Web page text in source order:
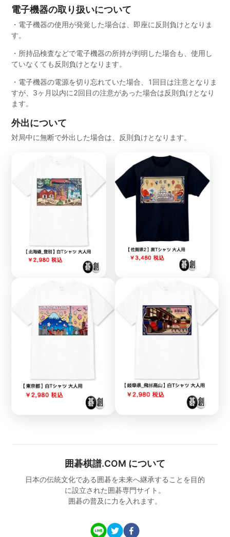
電子機器の取り扱いについて
・電子機器の使用が発覚した場合は、即座に反則負けとなりま
す。
・所持品検査などで電子機器の所持が判明した場合も、使用し
ていなくても反則負けとなります。
・電子機器の電源を切り忘れていた場合、1回目は注意となりま
すが、3ヶ月以内に2回目の注意があった場合は反則負けとなり
ます。
外出について
対局中に無断で外出した場合は、反則負けとなります。
囲碁棋譜.COM について
日本の伝統文化である囲碁を未来へ継承することを目的
に設立された囲碁専門サイト。
囲碁の普及に力を入れます。